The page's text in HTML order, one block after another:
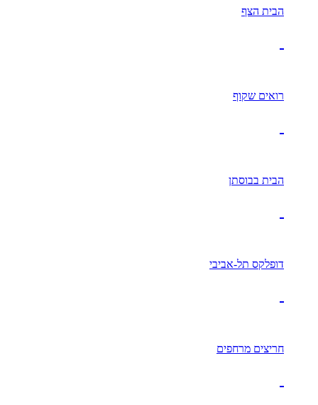
הבית הצף
רואים שקוף
הבית בבוסתן
דופלקס תל-אביבי
חריצים מרחפים